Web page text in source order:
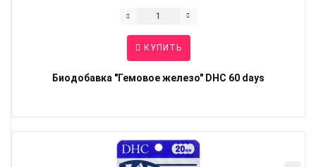
КУПИТЬ
Биодобавка "Гемовое железо" DHC 60 days